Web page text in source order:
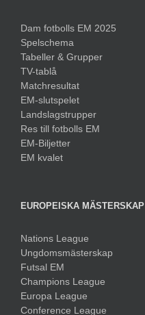
Dam fotbolls EM 2025
Spelschema
Tabeller & Grupper
TV-tablå
Matchresultat
EM-slutspelet
Landslagstrupper
Res till fotbolls EM
EM-Biljetter
EM kvalet
EUROPEISKA MÄSTERSKAP
Nations League
Ungdomsmästerskap
Futsal EM
Champions League
Europa League
Conference League